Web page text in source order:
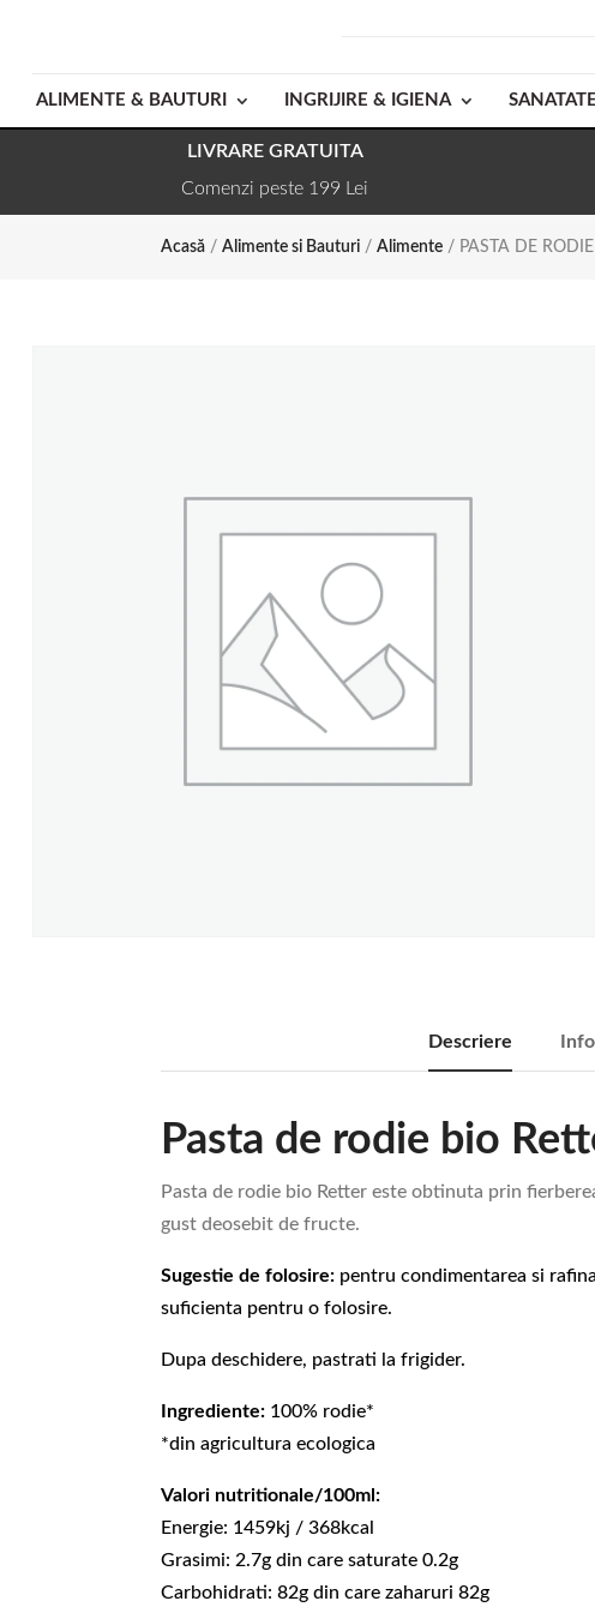
ALIMENTE & BAUTURI INGRIJIRE & IGIENA SANATATE
LIVRARE GRATUITA
Comenzi peste 199 Lei
Acasă /Alimente si Bauturi /Alimente / PASTA DE
Descriere
Pasta de rodie bio
Pasta de rodie bio Retter este obtinuta prin
gust deosebit de fructe.
Sugestie de folosire: pentru condimentarea si
suficienta pentru o folosire.
Dupa deschidere, pastrati la frigider.
Ingrediente: 100% rodie*
*din agricultura ecologica
Valori nutritionale/100ml:
Energie: 1459kj / 368kcal
Grasimi: 2.7g din care saturate 0.2g
Carbohidrati: 82g din care zaharuri 82g